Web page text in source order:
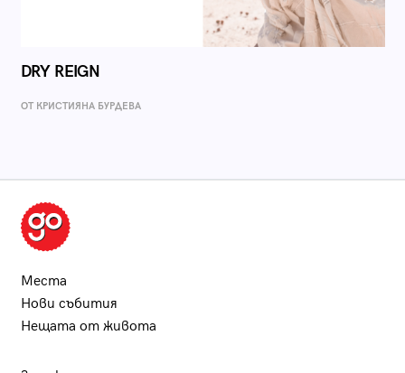
DRY REIGN
ОТ КРИСТИЯНА БУРДЕВА
Места
Нови събития
Нещата от живота